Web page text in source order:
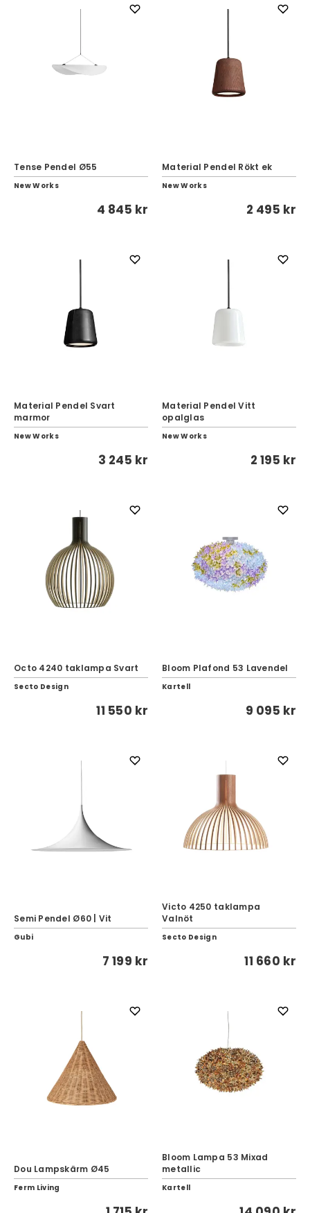
Tense Pendel Ø55
New Works
4 845 kr
Material Pendel Rökt ek
New Works
2 495 kr
Material Pendel Svart
marmor
New Works
3 245 kr
Material Pendel Vitt
opalglas
New Works
2 195 kr
Octo 4240 taklampa Svart
Secto Design
11 550 kr
Bloom Plafond 53 Lavendel
Kartell
9 095 kr
Semi Pendel Ø60 | Vit
Gubi
7 199 kr
Victo 4250 taklampa
Valnöt
Secto Design
11 660 kr
Dou Lampskärm Ø45
Ferm Living
Bloom Lampa 53 Mixad
metallic
Kartell